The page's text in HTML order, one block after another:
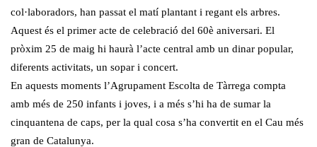
col·laboradors, han passat el matí plantant i regant els arbres.
Aquest és el primer acte de celebració del 60è aniversari. El
pròxim 25 de maig hi haurà l’acte central amb un dinar popular,
diferents activitats, un sopar i concert.
En aquests moments l’Agrupament Escolta de Tàrrega compta
amb més de 250 infants i joves, i a més s’hi ha de sumar la
cinquantena de caps, per la qual cosa s’ha convertit en el Cau més
gran de Catalunya.